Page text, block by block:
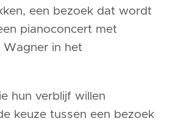
een bezoek dat wordt
pianoconcert met
Wagner in het
hun verblijf willen
keuze tussen een bezoek